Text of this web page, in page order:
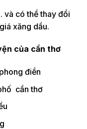
và có thể thay đổi
xăng dầu.
của cần thơ
điền
cần thơ